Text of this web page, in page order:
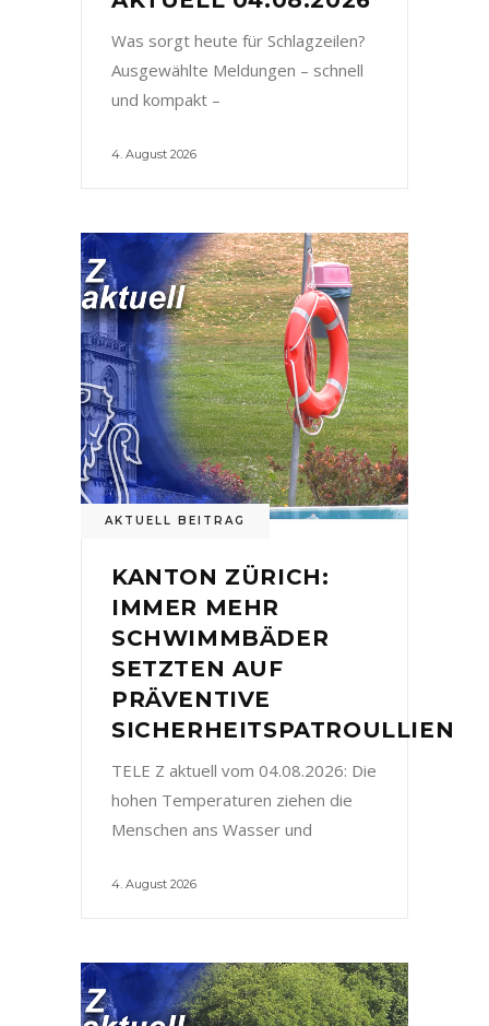
Was sorgt heute für Schlagzeilen?
Ausgewählte Meldungen – schnell
und kompakt –
4. August 2026
AKTUELL BEITRAG
KANTON ZÜRICH:
IMMER MEHR
SCHWIMMBÄDER
SETZTEN AUF
PRÄVENTIVE
SICHERHEITSPATROULLIEN
TELE Z aktuell vom 04.08.2026: Die
hohen Temperaturen ziehen die
Menschen ans Wasser und
4. August 2026